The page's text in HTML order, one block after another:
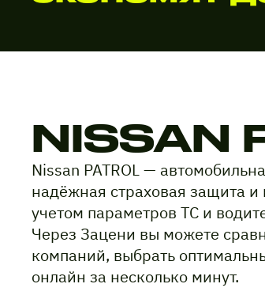
NISSAN
Nissan PATROL —
надёжная страховая защита
учетом параметров ТС и
Через Зацени вы можете
компаний, выбрать
онлайн за несколько минут.